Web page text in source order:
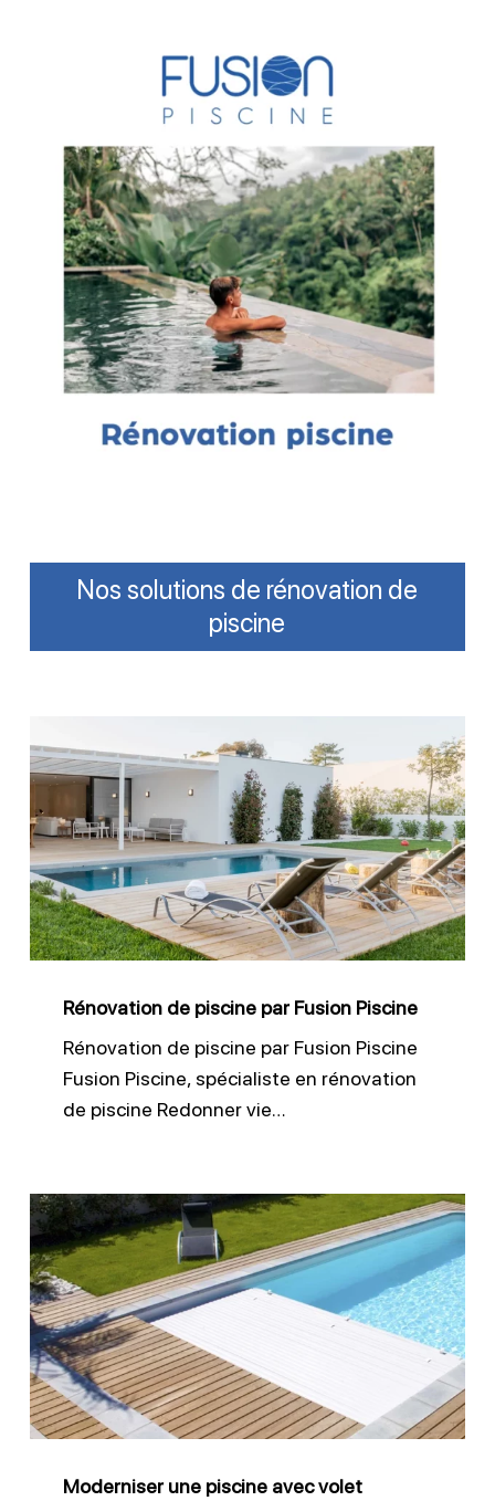
Nos solutions de rénovation de
piscine
de
piscine
par
Fusion
Piscine
Rénovation de piscine par Fusion Piscine
Rénovation de piscine par Fusion Piscine
Fusion Piscine, spécialiste en rénovation
de piscine Redonner vie…
Moderniser
une
piscine
avec
volet
immergé
Moderniser une piscine avec volet